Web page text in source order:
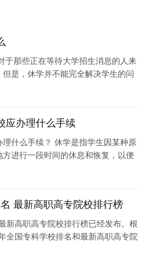
于那些正在等待大学招生消息的人来
是，休学并不能完全解决学生的问
应办理什么手续
什么手续？ 休学是指学生因某种原
进行一段时间的休息和恢复，以便
最新高职高专院校排行榜
新高职高专院校排行榜已经发布。根
全国专科学校排名和最新高职高专院